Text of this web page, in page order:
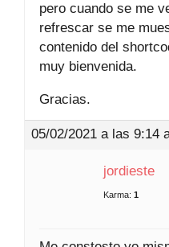
pero cuando se me
refrescar se me
contenido del
muy bienvenida.
Gracias.
05/02/2021 a las 9:14
jordieste
Karma: 1